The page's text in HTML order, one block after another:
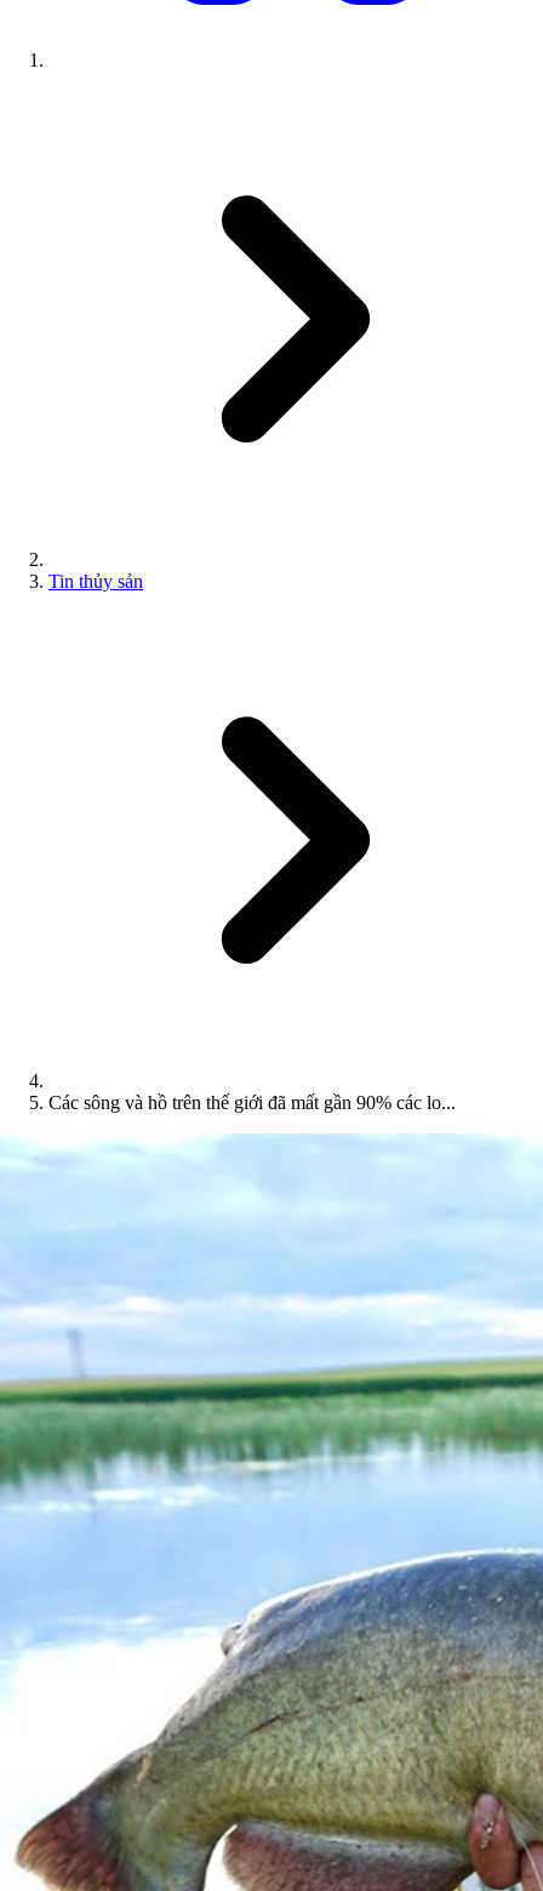
Tin thủy sản
Các sông và hồ trên thế giới đã mất gần 90% các lo...